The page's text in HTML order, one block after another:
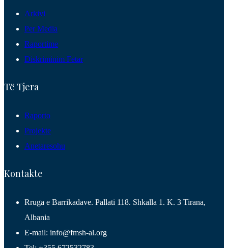
Arkivi
Per Media
Raportime
Diskriminim Fetar
Të Tjera
Raporto
Projekte
Anetaresohu
Kontakte
Rruga e Barrikadave. Pallati 118. Shkalla 1. K. 3 Tirana,
Albania
E-mail: info@fmsh-al.org